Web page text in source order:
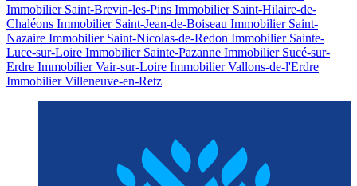
Immobilier Saint-Brevin-les-Pins Immobilier Saint-Hilaire-de-
Chaléons Immobilier Saint-Jean-de-Boiseau Immobilier Saint-
Nazaire Immobilier Saint-Nicolas-de-Redon Immobilier Sainte-
Luce-sur-Loire Immobilier Sainte-Pazanne Immobilier Sucé-sur-
Erdre Immobilier Vair-sur-Loire Immobilier Vallons-de-l'Erdre
Immobilier Villeneuve-en-Retz